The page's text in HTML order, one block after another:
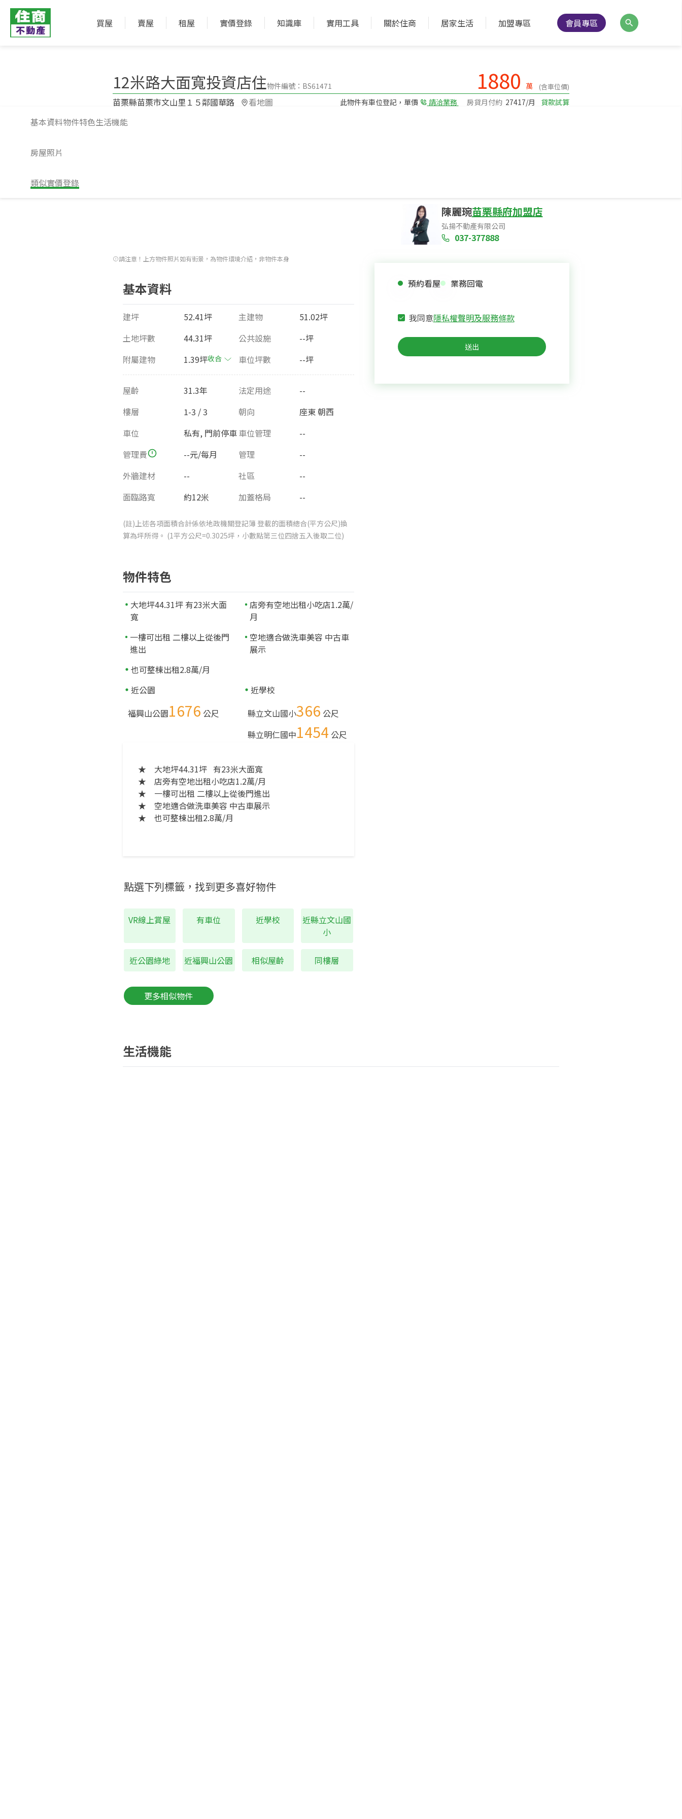
買屋 賣屋 租屋 實價登錄 知識庫 實用工具 關於住商 居家生活 加盟專區 會員專區
基本資料物件特色生活機能
房屋照片
類似實價登錄
12米路大面寬投資店住物件編號：BS61471 1880 萬 (含車位價)
苗栗縣苗栗市文山里１５鄰國華路​ 看地圖 此物件有車位登記，單價 請洽業務 房貸月付約 27417/月 貸款試算
請注意！上方物件照片如有街景，為物件環境介紹，非物件本身
基本資料
建坪 52.41坪 主建物
51.02坪
土地坪數
44.31坪 公共設施
--坪
附屬建物
1.39坪收合 車位坪數 --坪
屋齡 31.3年 法定用途
--
樓層
1-3 / 3 朝向
座東 朝西
車位
私有, 門前停車車位管理
--
管理費
--元/每月 管理
--
外牆建材
-- 社區
--
面臨路寬
約12米 加蓋格局 --
(註)上述各項面積合計係依地政機關登記簿 登載的面積總合(平方公尺)換
算為坪所得。 (1平方公尺=0.3025坪，小數點第三位四捨五入後取二位)
物件特色
大地坪44.31坪 有23米大面
寬
店旁有空地出租小吃店1.2萬/
月
一樓可出租 二樓以上從後門
進出
空地適合做洗車美容 中古車
展示
也可整棟出租2.8萬/月
近公園
福興山公園1676 公尺
近學校
縣立文山國小366 公尺
縣立明仁國中1454 公尺
★
大地坪44.31坪 有23米大面寬
★
店旁有空地出租小吃店1.2萬/月
★
一樓可出租 二樓以上從後門進出
★
空地適合做洗車美容 中古車展示
★
也可整棟出租2.8萬/月
點選下列標籤，找到更多喜好物件
VR線上賞屋 有車位 近學校
近縣立文山國
小
近公園綠地 近福興山公園 相似屋齡 同樓層
更多相似物件
陳麗琬苗栗縣府加盟店
弘揚不動產有限公司
037-377888
預約看屋 業務回電
我同意隱私權聲明及服務條款
送出
生活機能